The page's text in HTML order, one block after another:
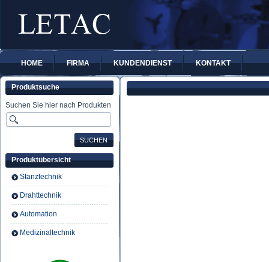
HOME FIRMA KUNDENDIENST KONTAKT
Produktsuche
Suchen Sie hier nach Produkten
Produktübersicht
Stanztechnik
Drahttechnik
Automation
Medizinaltechnik